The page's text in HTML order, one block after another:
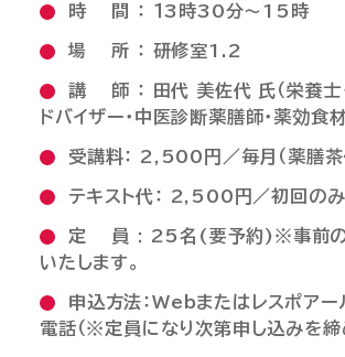
時 間 ： １3時30分～15時
場 所 ： 研修室1.2
講 師 ： 田代 美佐代 氏（栄養士
ドバイザー・中医診断薬膳師・薬効食材
受講料： 2,500円／毎月（薬膳茶
テキスト代： 2,500円／初回のみ
定 員 : 25名(要予約)※事前の
いたします。
申込方法：Webまたはレスポアー
電話（※定員になり次第申し込みを締